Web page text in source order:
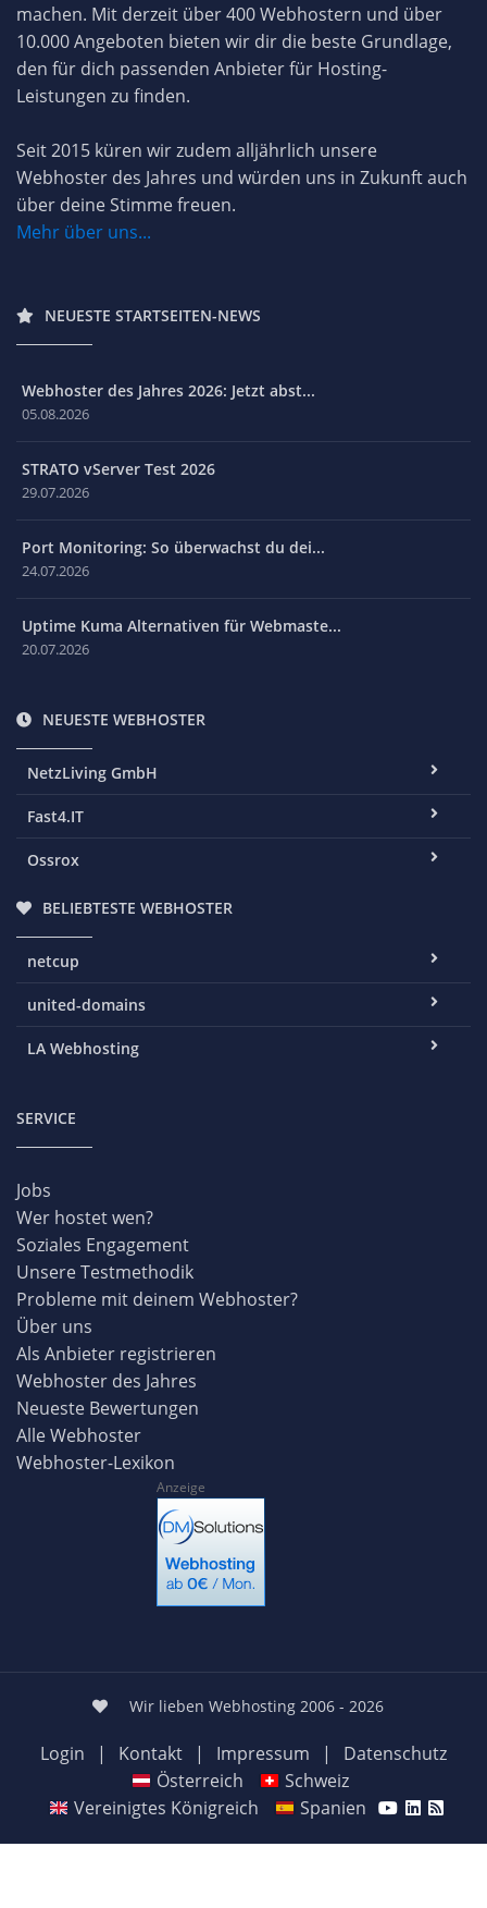
machen. Mit derzeit über 400 Webhostern und über
10.000 Angeboten bieten wir dir die beste Grundlage,
den für dich passenden Anbieter für Hosting-
Leistungen zu finden.
Seit 2015 küren wir zudem alljährlich unsere
Webhoster des Jahres und würden uns in Zukunft auch
über deine Stimme freuen.
Mehr über uns...
NEUESTE STARTSEITEN-NEWS
Webhoster des Jahres 2026: Jetzt abst...
05.08.2026
STRATO vServer Test 2026
29.07.2026
Port Monitoring: So überwachst du dei...
24.07.2026
Uptime Kuma Alternativen für Webmaste...
20.07.2026
NEUESTE WEBHOSTER
NetzLiving GmbH
Fast4.IT
Ossrox
BELIEBTESTE WEBHOSTER
netcup
united-domains
LA Webhosting
SERVICE
Jobs
Wer hostet wen?
Soziales Engagement
Unsere Testmethodik
Probleme mit deinem Webhoster?
Über uns
Als Anbieter registrieren
Webhoster des Jahres
Neueste Bewertungen
Alle Webhoster
Webhoster-Lexikon
Anzeige
Wir lieben Webhosting 2006 - 2026
Login | Kontakt | Impressum |
Datenschutz
Österreich
Schweiz
Vereinigtes Königreich
Spanien